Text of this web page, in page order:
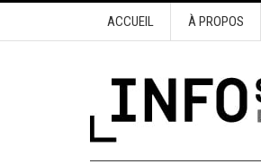
ACCUEIL À PROPOS